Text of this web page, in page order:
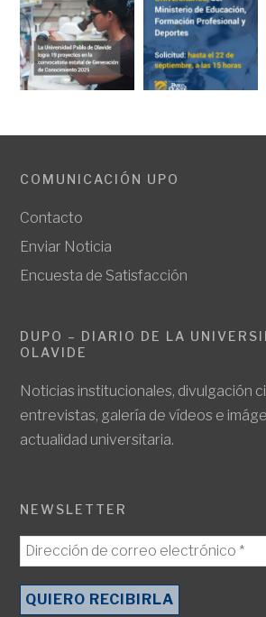
COMUNICACIÓN UPO
Contacto
Enviar Noticia
Encuesta de Satisfacción
DUPO – DIARIO DE LA
OLAVIDE
Noticias institucionales, divulgación
entrevistas, galería de vídeos e
actualidad universitaria.
NEWSLETTER